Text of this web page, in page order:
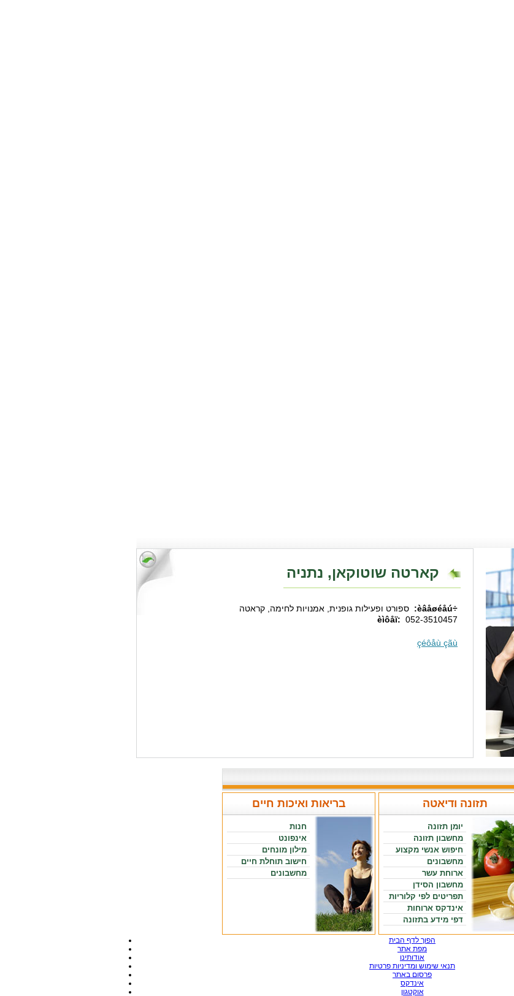
קארטה שוטוקאן, נתניה
÷èâåøéåú:
ספורט ופעילות גופנית, אמנויות לחימה, קראטה
èìôåï: 052-3510457
çéôåù çãù
תזונה ודיאטה
יומן תזונה
מחשבון תזונה
חיפוש אנשי מקצוע
מחשבונים
ארוחת עשר
מחשבון הסידן
תפריטים לפי קלוריות
אינדקס ארוחות
דפי מידע בתזונה
בריאות ואיכות חיים
חנות
אינפונט
מילון מונחים
חישוב תוחלת חיים
מחשבונים
הפוך לדף הבית
מפת אתר
אודותינו
תנאי שימוש ומדיניות פרטיות
פרסום באתר
אינדקס
אוקטגון